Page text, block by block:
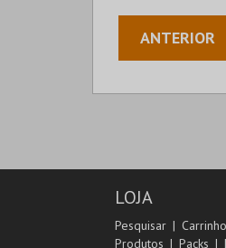
ANTERIOR
LOJA
Pesquisar
Produtos
Packs